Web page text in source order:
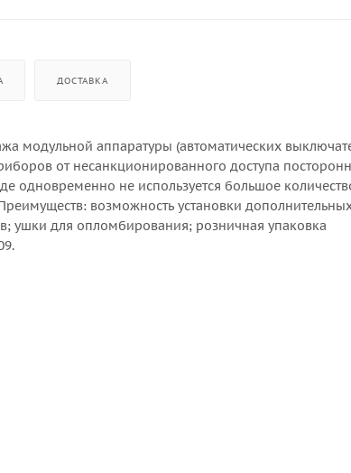
ДОСТАВКА
модульной аппаратуры (автоматических
от несанкционированного доступа
одновременно не используется большое
возможность установки
ушки для опломбирования; розничная упаковка